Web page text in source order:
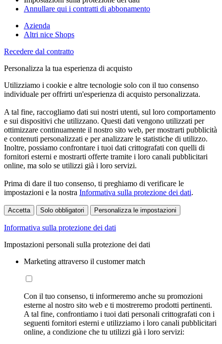
Annullare qui i contratti di abbonamento
Azienda
Altri nice Shops
Recedere dal contratto
Personalizza la tua esperienza di acquisto
Utilizziamo i cookie e altre tecnologie solo con il tuo consenso
individuale per offrirti un'esperienza di acquisto personalizzata.
A tal fine, raccogliamo dati sui nostri utenti, sul loro comportamento
e sui dispositivi che utilizzano. Questi dati vengono utilizzati per
ottimizzare continuamente il nostro sito web, per mostrarti pubblicità
e contenuti personalizzati e per analizzare le statistiche di utilizzo.
Inoltre, possiamo confrontare i tuoi dati crittografati con quelli di
fornitori esterni e mostrarti offerte tramite i loro canali pubblicitari
online, ma solo se utilizzi già i loro servizi.
Prima di dare il tuo consenso, ti preghiamo di verificare le
impostazioni e la nostra Informativa sulla protezione dei dati.
Accetta Solo obbligatori Personalizza le impostazioni
Informativa sulla protezione dei dati
Impostazioni personali sulla protezione dei dati
Marketing attraverso il customer match
Con il tuo consenso, ti informeremo anche su promozioni
esterne al nostro sito web e ti mostreremo prodotti pertinenti.
A tal fine, confrontiamo i tuoi dati personali crittografati con i
seguenti fornitori esterni e utilizziamo i loro canali pubblicitari
online, a condizione che tu utilizzi già i loro servizi: